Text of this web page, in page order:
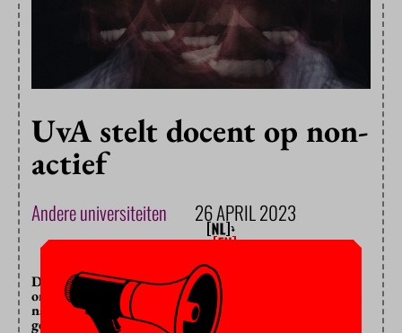
UvA stelt docent op non-
actief
Andere universiteiten 26 APRIL 2023
De Universiteit van Amsterdam (UvA) heeft de
omstreden docent Laurens Buijs op non-actief gesteld,
nadat hij op Twitter een hoogleraar sociologie van
gender en seksualiteit een levensgevaarlijke extremist